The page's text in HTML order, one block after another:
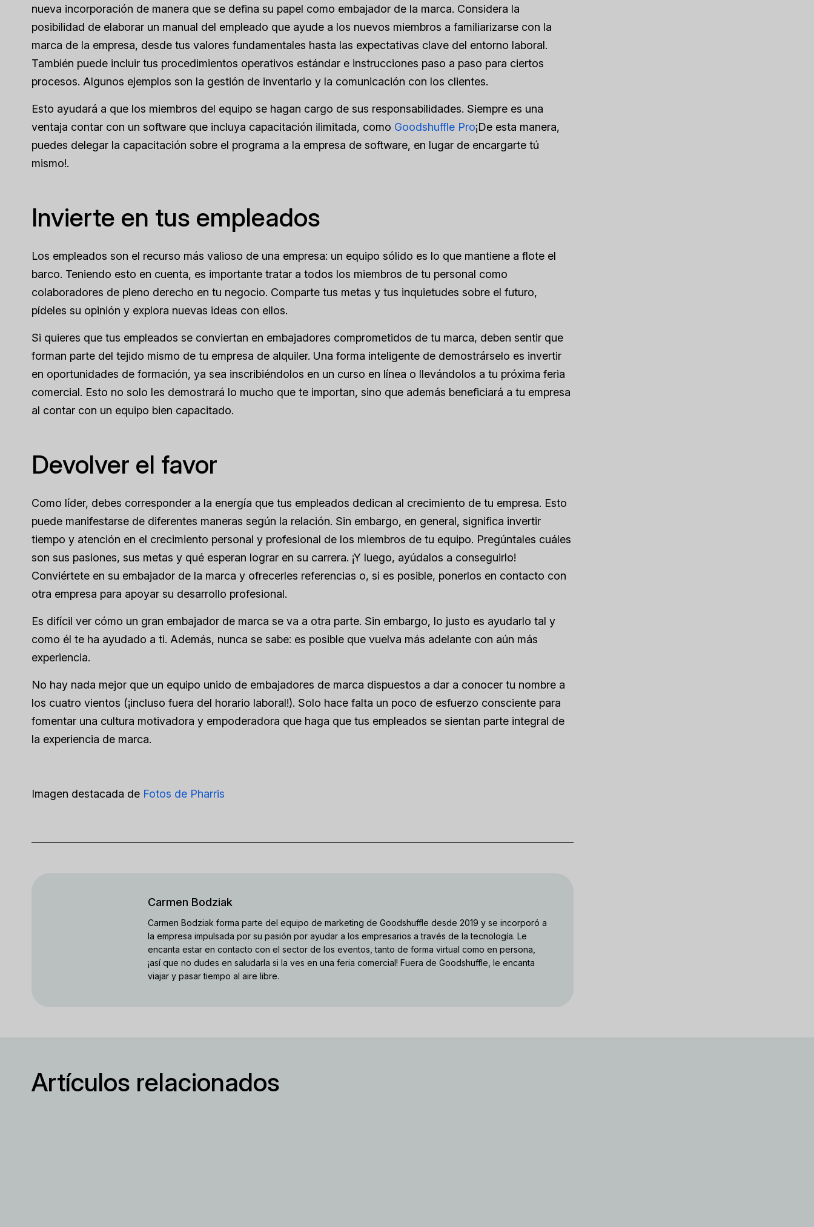
nueva incorporación de manera que se defina su papel como embajador de la marca. Considera la
posibilidad de elaborar un manual del empleado que ayude a los nuevos miembros a familiarizarse con la
marca de la empresa, desde tus valores fundamentales hasta las expectativas clave del entorno laboral.
También puede incluir tus procedimientos operativos estándar e instrucciones paso a paso para ciertos
procesos. Algunos ejemplos son la gestión de inventario y la comunicación con los clientes.
Esto ayudará a que los miembros del equipo se hagan cargo de sus responsabilidades. Siempre es una
ventaja contar con un software que incluya capacitación ilimitada, como Goodshuffle Pro¡De esta manera,
puedes delegar la capacitación sobre el programa a la empresa de software, en lugar de encargarte tú
mismo!.
Invierte en tus empleados
Los empleados son el recurso más valioso de una empresa: un equipo sólido es lo que mantiene a flote el
barco. Teniendo esto en cuenta, es importante tratar a todos los miembros de tu personal como
colaboradores de pleno derecho en tu negocio. Comparte tus metas y tus inquietudes sobre el futuro,
pídeles su opinión y explora nuevas ideas con ellos.
Si quieres que tus empleados se conviertan en embajadores comprometidos de tu marca, deben sentir que
forman parte del tejido mismo de tu empresa de alquiler. Una forma inteligente de demostrárselo es invertir
en oportunidades de formación, ya sea inscribiéndolos en un curso en línea o llevándolos a tu próxima feria
comercial. Esto no solo les demostrará lo mucho que te importan, sino que además beneficiará a tu empresa
al contar con un equipo bien capacitado.
Devolver el favor
Como líder, debes corresponder a la energía que tus empleados dedican al crecimiento de tu empresa. Esto
puede manifestarse de diferentes maneras según la relación. Sin embargo, en general, significa invertir
tiempo y atención en el crecimiento personal y profesional de los miembros de tu equipo. Pregúntales cuáles
son sus pasiones, sus metas y qué esperan lograr en su carrera. ¡Y luego, ayúdalos a conseguirlo!
Conviértete en su embajador de la marca y ofrecerles referencias o, si es posible, ponerlos en contacto con
otra empresa para apoyar su desarrollo profesional.
Es difícil ver cómo un gran embajador de marca se va a otra parte. Sin embargo, lo justo es ayudarlo tal y
como él te ha ayudado a ti. Además, nunca se sabe: es posible que vuelva más adelante con aún más
experiencia.
No hay nada mejor que un equipo unido de embajadores de marca dispuestos a dar a conocer tu nombre a
los cuatro vientos (¡incluso fuera del horario laboral!). Solo hace falta un poco de esfuerzo consciente para
fomentar una cultura motivadora y empoderadora que haga que tus empleados se sientan parte integral de
la experiencia de marca.
Imagen destacada de Fotos de Pharris
Carmen Bodziak
Carmen Bodziak forma parte del equipo de marketing de Goodshuffle desde 2019 y se incorporó a
la empresa impulsada por su pasión por ayudar a los empresarios a través de la tecnología. Le
encanta estar en contacto con el sector de los eventos, tanto de forma virtual como en persona,
¡así que no dudes en saludarla si la ves en una feria comercial! Fuera de Goodshuffle, le encanta
viajar y pasar tiempo al aire libre.
Artículos relacionados